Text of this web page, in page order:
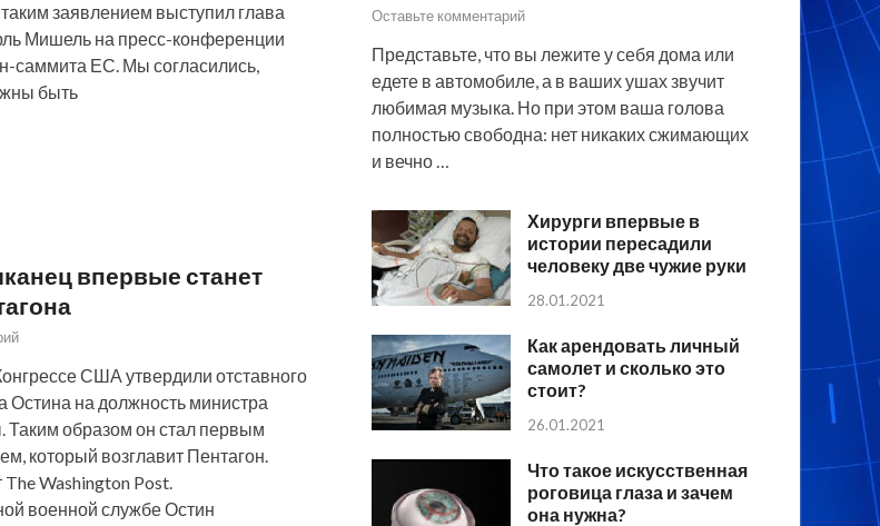
заявлением выступил глава
Мишель на пресс-конференции
саммита ЕС. Мы согласились,
быть
впервые станет
США утвердили отставного
Остина на должность министра
Таким образом он стал первым
который возглавит Пентагон.
Washington Post.
военной службе Остин
Оставьте комментарий
Представьте, что вы лежите у себя дома или
едете в автомобиле, а в ваших ушах звучит
любимая музыка. Но при этом ваша голова
полностью свободна: нет никаких сжимающих
и вечно …
Хирурги впервые в
истории пересадили
человеку две чужие руки
28.01.2021
Как арендовать личный
самолет и сколько это
стоит?
26.01.2021
Что такое искусственная
роговица глаза и зачем
она нужна?